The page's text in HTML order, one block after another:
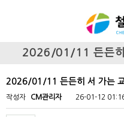
2026/01/11 든든히
2026/01/11 든든히 서 가는
작성자 CM관리자 26-01-12